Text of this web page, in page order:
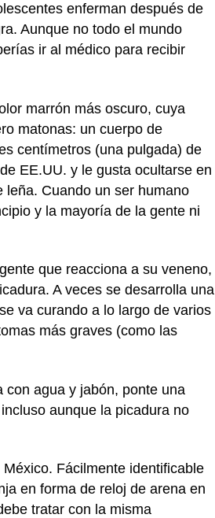
enferman después de
Aunque no todo el mundo
ir al médico para recibir
marrón más oscuro, cuya
matonas: un cuerpo de
centímetros (una pulgada) de
EE.UU. y le gusta ocultarse en
leña. Cuando un ser humano
y la mayoría de la gente ni
que reacciona a su veneno,
A veces se desarrolla una
va curando a lo largo de varios
más graves (como las
con agua y jabón, ponte una
aunque la picadura no
Fácilmente identificable
en forma de reloj de arena en
tratar con la misma